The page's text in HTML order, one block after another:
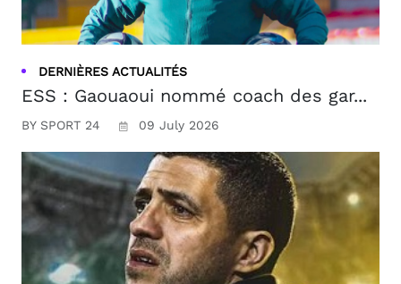
DERNIÈRES ACTUALITÉS
ESS : Gaouaoui nommé coach des gar...
BY SPORT 24 09 July 2026